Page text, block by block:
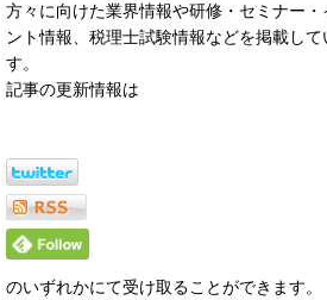
方々に向けた業界情報や研修・セミナー・
ント情報、税理士試験情報などを掲載して
す。
記事の更新情報は
のいずれかにて受け取ることができます。